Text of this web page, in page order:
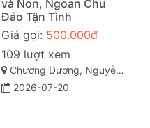
và Non, Ngoan Chu
Đáo Tận Tình
Giá gọi: 500.000đ
109 lượt xem
Chương Dương, Nguyễn Văn Cừ, Quy Nhơn, Bình Định
2026-07-20